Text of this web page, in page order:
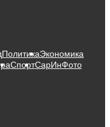
ПолитикаЭкономика
СпортСарИнФото